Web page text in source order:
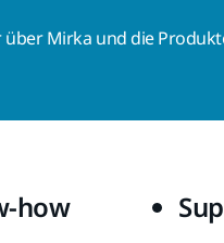
über Mirka und die
how